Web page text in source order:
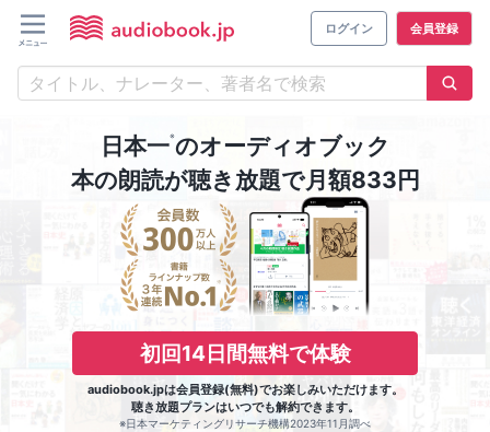
ログイン 会員登録
日本一※のオーディオブック
本の朗読が聴き放題で月額833円
初回14日間無料で体験
audiobook.jpは会員登録(無料)でお楽しみいただけます。
聴き放題プランはいつでも解約できます。
※日本マーケティングリサーチ機構2023年11月調べ